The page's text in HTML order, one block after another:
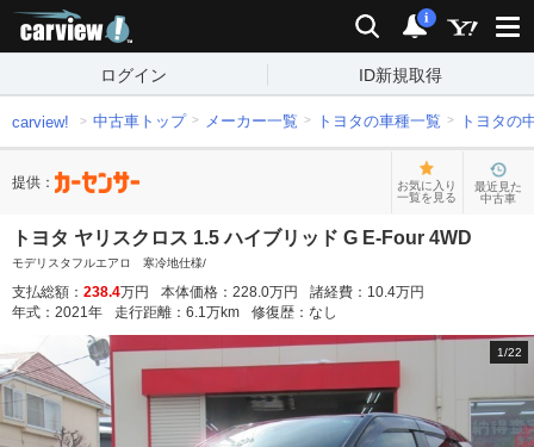
検索 通知
i
ログイン ID新規取得
carview! 中古車トップ メーカー一覧 トヨタの車種一覧 トヨタの
提供：
お気に入り
一覧を見る
最近見た
中古車
トヨタ ヤリスクロス 1.5 ハイブリッド G E-Four 4WD
モデリスタフルエアロ 寒冷地仕様/
支払総額： 238.4万円 本体価格： 228.0万円 諸経費： 10.4万円
年式： 2021年 走行距離： 6.1万km 修復歴： なし
1/22